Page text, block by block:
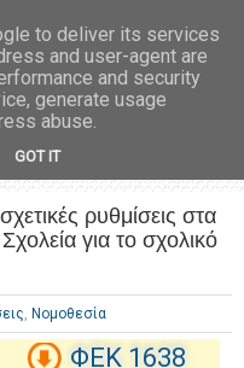
ρυθμίσεις στα
για το σχολικό
, Νομοθεσία
ΦΕΚ 1638
to deliver its services
and user-agent are
and security
generate usage
abuse.
GOT IT